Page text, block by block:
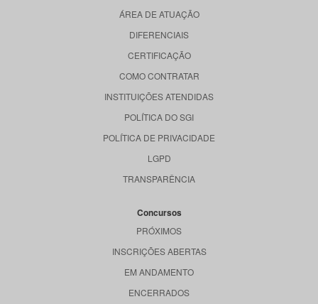
ÁREA DE ATUAÇÃO
DIFERENCIAIS
CERTIFICAÇÃO
COMO CONTRATAR
INSTITUIÇÕES ATENDIDAS
POLÍTICA DO SGI
POLÍTICA DE PRIVACIDADE
LGPD
TRANSPARÊNCIA
Concursos
PRÓXIMOS
INSCRIÇÕES ABERTAS
EM ANDAMENTO
ENCERRADOS